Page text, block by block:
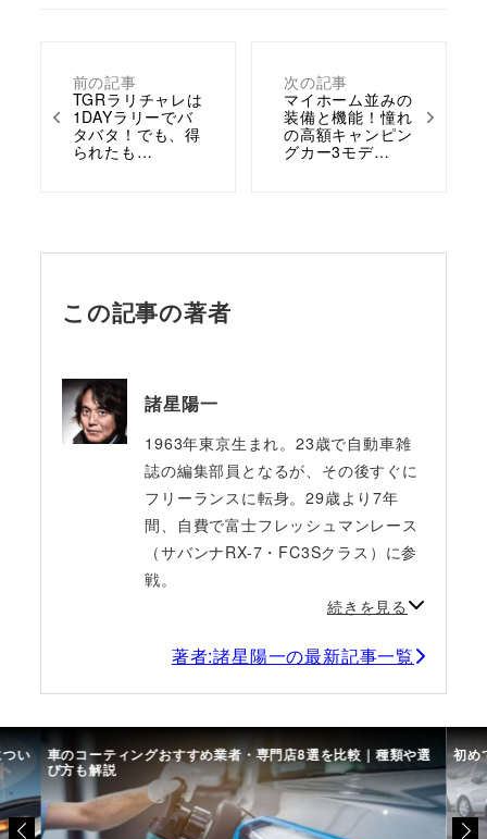
前の記事
TGRラリチャレは
1DAYラリーでバ
タバタ！でも、得
られたも…
次の記事
マイホーム並みの
装備と機能！憧れ
の高額キャンピン
グカー3モデ…
この記事の著者
諸星陽一
1963年東京生まれ。23歳で自動車雑
誌の編集部員となるが、その後すぐに
フリーランスに転身。29歳より7年
間、自費で富士フレッシュマンレース
（サバンナRX-7・FC3Sクラス）に参
戦。
続きを見る
著者:諸星陽一の最新記事一覧
い 車のコーティングおすすめ業者・専門店8選を比較｜種類や選
び方も解説
初め